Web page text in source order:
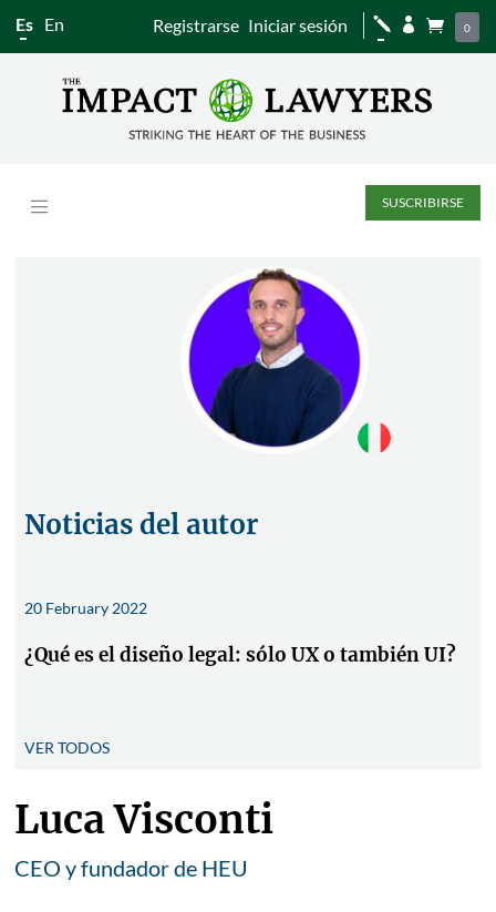
Es En Registrarse Iniciar sesión j   0
SUSCRIBIRSE
Noticias del autor
20 February 2022
¿Qué es el diseño legal: sólo UX o también UI?
VER TODOS
Luca Visconti
CEO y fundador de HEU